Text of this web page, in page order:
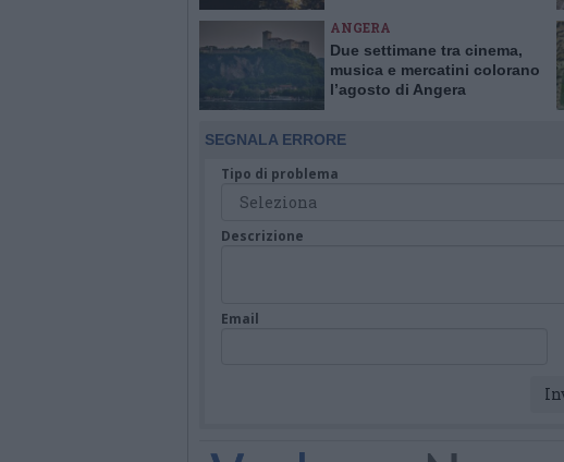
ANGERA
Due settimane tra cinema,
musica e mercatini colorano
l’agosto di Angera
SEGNALA ERRORE
Tipo di problema
Descrizione
Email